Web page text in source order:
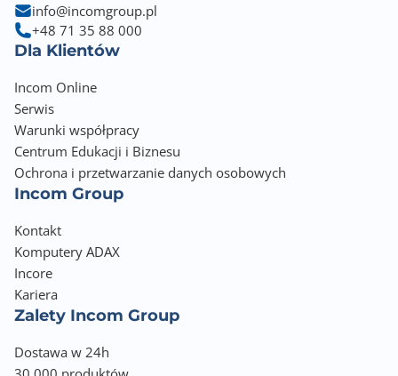
info@incomgroup.pl
+48 71 35 88 000
Dla Klientów
Incom Online
Serwis
Warunki współpracy
Centrum Edukacji i Biznesu
Ochrona i przetwarzanie danych osobowych
Incom Group
Kontakt
Komputery ADAX
Incore
Kariera
Zalety Incom Group
Dostawa w 24h